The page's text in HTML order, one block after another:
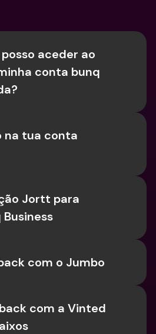
aceder ao
conta bunq
na tua conta
Jortt para
com o Jumbo
com a Vinted